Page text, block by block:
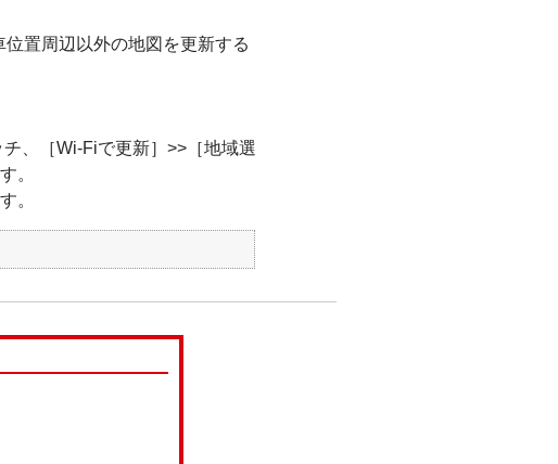
置周辺以外の地図を更新する
、［Wi-Fiで更新］>>［地域選
。
。